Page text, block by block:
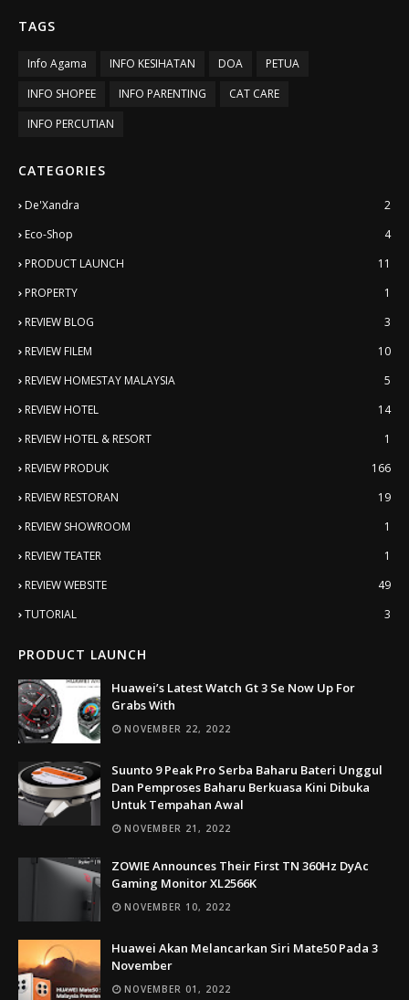
TAGS
Info Agama INFO KESIHATAN DOA
PETUA
INFO SHOPEE
INFO PARENTING
CAT CARE
INFO PERCUTIAN
CATEGORIES
De'Xandra
2
Eco-Shop
4
PRODUCT LAUNCH
11
PROPERTY
1
REVIEW BLOG
3
REVIEW FILEM
10
REVIEW HOMESTAY MALAYSIA
5
REVIEW HOTEL
14
REVIEW HOTEL & RESORT
1
REVIEW PRODUK
166
REVIEW RESTORAN
19
REVIEW SHOWROOM
1
REVIEW TEATER
1
REVIEW WEBSITE
49
TUTORIAL
3
PRODUCT LAUNCH
Huawei’s Latest Watch Gt 3 Se Now Up For
Grabs With
NOVEMBER 22, 2022
Suunto 9 Peak Pro Serba Baharu Bateri Unggul
Dan Pemproses Baharu Berkuasa Kini Dibuka
Untuk Tempahan Awal
NOVEMBER 21, 2022
ZOWIE Announces Their First TN 360Hz DyAc
Gaming Monitor XL2566K
NOVEMBER 10, 2022
Huawei Akan Melancarkan Siri Mate50 Pada 3
November
NOVEMBER 01, 2022